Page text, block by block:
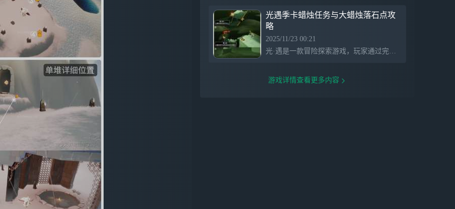
光遇季卡蜡烛任务与大蜡烛落石点攻
略
2025/11/23 00:21
光·遇是一款冒险探索游戏，玩家通过完成每日季卡蜡烛任务获取蜡烛和奖励，攻略信息由微博sky光遇超话提供，内容包括大蜡烛落石点等实用攻略。
游戏详情查看更多内容